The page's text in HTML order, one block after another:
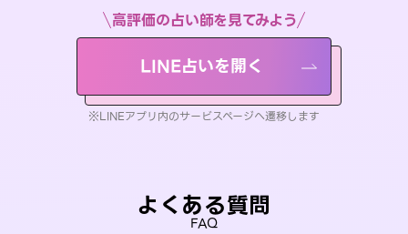
高評価の占い師を見てみよう
LINE占いを開く
※LINEアプリ内のサービスページへ遷移します
よくある質問
FAQ